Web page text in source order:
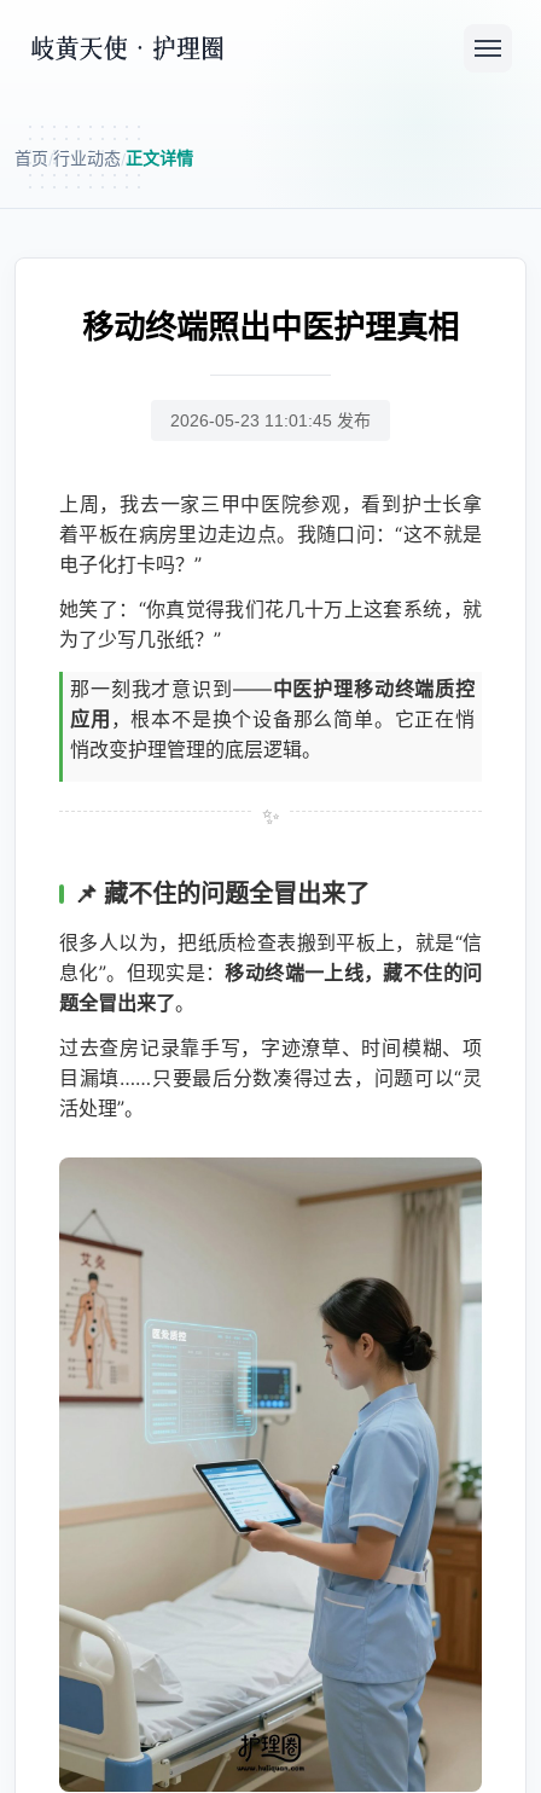
首页/行业动态/正文详情
移动终端照出中医护理真相
2026-05-23 11:01:45 发布
上周，我去一家三甲中医院参观，看到护士长拿
着平板在病房里边走边点。我随口问：“这不就是
电子化打卡吗？”
她笑了：“你真觉得我们花几十万上这套系统，就
为了少写几张纸？”
那一刻我才意识到——中医护理移动终端质控
应用 ，根本不是换个设备那么简单。它正在悄
悄改变护理管理的底层逻辑。
📌 藏不住的问题全冒出来了
很多人以为，把纸质检查表搬到平板上，就是“信
息化”。但现实是：移动终端一上线，藏不住的问
题全冒出来了。
过去查房记录靠手写，字迹潦草、时间模糊、项
目漏填……只要最后分数凑得过去，问题可以“灵
活处理”。